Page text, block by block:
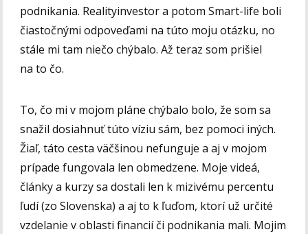
podnikania. Realityinvestor a potom Smart-life boli
čiastočnými odpoveďami na túto moju otázku, no
stále mi tam niečo chýbalo. Až teraz som prišiel
na to čo.
To, čo mi v mojom pláne chýbalo bolo, že som sa
snažil dosiahnuť túto víziu sám, bez pomoci iných.
Žiaľ, táto cesta väčšinou nefunguje a aj v mojom
prípade fungovala len obmedzene. Moje videá,
články a kurzy sa dostali len k mizivému percentu
ľudí (zo Slovenska) a aj to k ľuďom, ktorí už určité
vzdelanie v oblasti financií či podnikania mali. Mojim